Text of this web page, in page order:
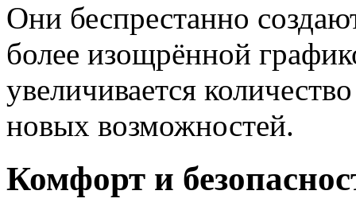
Они беспрестанно
более изощрённой
увеличивается
новых возможностей.
Комфорт и